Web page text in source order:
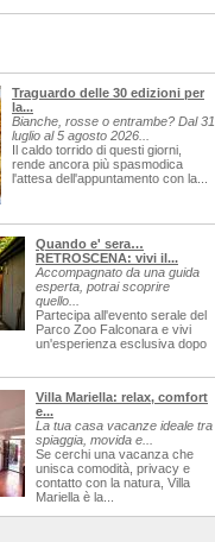
Traguardo delle 30 edizioni per
la...
Bianche, rosse o entrambe? Dal 31
luglio al 5 agosto 2026...
Il caldo torrido di questi giorni,
rende ancora più spasmodica
l'attesa dell'appuntamento con la...
Quando e' sera…
RETROSCENA: vivi il...
Accompagnato da una guida
esperta, potrai scoprire
quello...
Partecipa all'evento serale del
Parco Zoo Falconara e vivi
un'esperienza esclusiva dopo
Villa Mariella: relax, comfort
e...
La tua casa vacanze ideale tra
spiaggia, movida e...
Se cerchi una vacanza che
unisca comodità, privacy e
contatto con la natura, Villa
Mariella è la...